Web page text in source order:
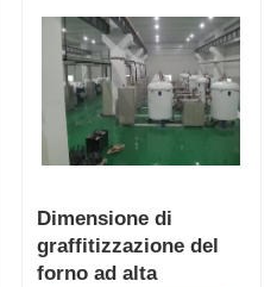
Dimensione di
graffitizzazione del
forno ad alta